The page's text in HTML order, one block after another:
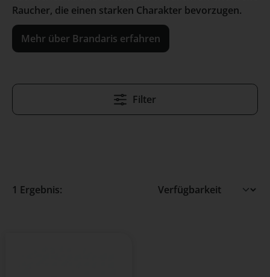
Raucher, die einen starken Charakter bevorzugen.
Mehr über Brandaris erfahren
Filter
1 Ergebnis: